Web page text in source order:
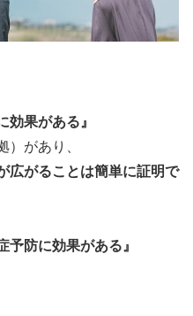
効果がある』
）があり、
広がることは簡単に証明で
予防に効果がある』